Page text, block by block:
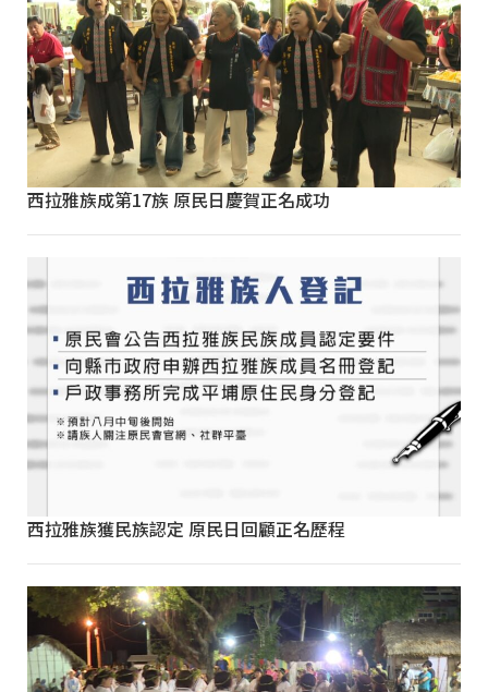
西拉雅族成第17族 原民日慶賀正名成功
西拉雅族獲民族認定 原民日回顧正名歷程